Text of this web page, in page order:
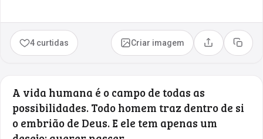
4 curtidas Criar imagem Compartilhar
Copiar
A vida humana é o campo de todas as
possibilidades. Todo homem traz dentro de si
o embrião de Deus. E ele tem apenas um